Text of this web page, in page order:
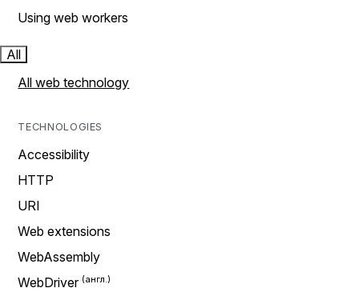
Using web workers
All
All web technology
TECHNOLOGIES
Accessibility
HTTP
URI
Web extensions
WebAssembly
WebDriver